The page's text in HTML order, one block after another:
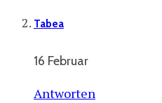
Tabea
16 Februar
Antworten